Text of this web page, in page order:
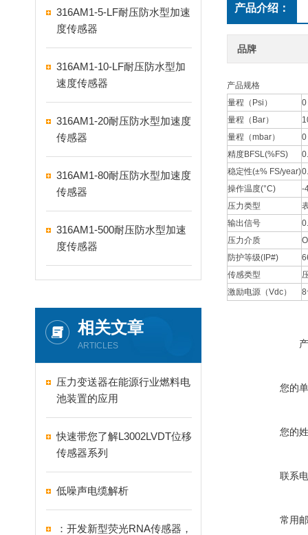
316AM1-5-LF耐压防水型加速
度传感器
316AM1-10-LF耐压防水型加
速度传感器
316AM1-20耐压防水型加速度
传感器
316AM1-80耐压防水型加速度
传感器
316AM1-500耐压防水型加速
度传感器
相关文章
ARTICLES
压力变送器在能源行业燃料电
池装置的应用
快速带您了解L3002LVDT位移
传感器系列
低噪声电缆解析
：开发新型荧光RNA传感器，
产品介绍：
品牌
产品规格
量程（Psi）
0
量程（Bar）
量程（mbar）
0
精度BFSL(%FS)
稳定性(±% FS/year)
操作温度(°C)
-
压力类型
输出信号
压力介质
防护等级(IP#)
传感类型
激励电源（Vdc）
您的
您的
联系
常用